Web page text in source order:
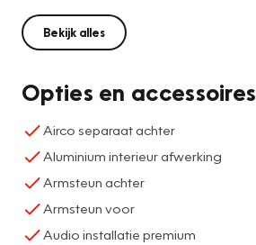
Bekijk alles
Opties en accessoires
Airco separaat achter
Aluminium interieur afwerking
Armsteun achter
Armsteun voor
Audio installatie premium